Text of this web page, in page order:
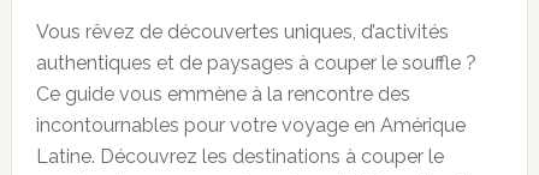
Vous rêvez de découvertes uniques, d’activités
authentiques et de paysages à couper le souffle ?
Ce guide vous emmène à la rencontre des
incontournables pour votre voyage en Amérique
Latine. Découvrez les destinations à couper le